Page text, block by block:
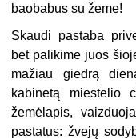
baobabus su žeme!
Skaudi pastaba
bet palikime juos
mažiau giedrą
kabinetą miestelio
žemėlapis,
pastatus: žvejų